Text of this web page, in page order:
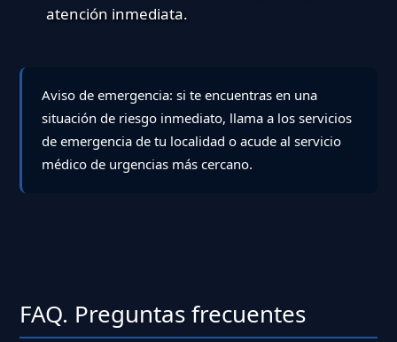
atención inmediata.
Aviso de emergencia: si te encuentras en una
situación de riesgo inmediato, llama a los servicios
de emergencia de tu localidad o acude al servicio
médico de urgencias más cercano.
FAQ. Preguntas frecuentes